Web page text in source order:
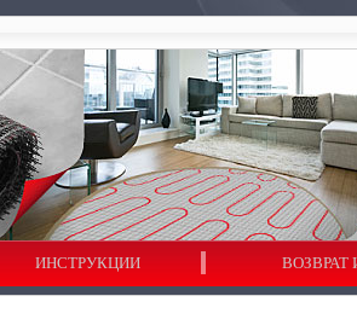
ИНСТРУКЦИИ ВОЗВРАТ